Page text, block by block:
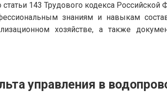
143 Трудового кодекса Российской
знаниям и навыкам
хозяйстве, а также
управления в